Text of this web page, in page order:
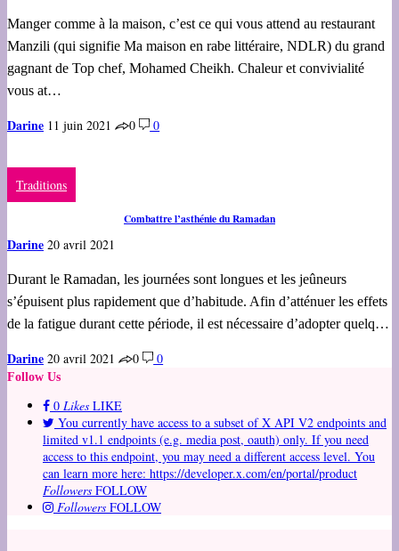
Manger comme à la maison, c’est ce qui vous attend au restaurant
Manzili (qui signifie Ma maison en rabe littéraire, NDLR) du grand
gagnant de Top chef, Mohamed Cheikh. Chaleur et convivialité
vous at…
Darine 11 juin 2021 0 0
Traditions
Combattre l’asthénie du Ramadan
Darine 20 avril 2021
Durant le Ramadan, les journées sont longues et les jeûneurs
s’épuisent plus rapidement que d’habitude. Afin d’atténuer les effets
de la fatigue durant cette période, il est nécessaire d’adopter quelq…
Darine 20 avril 2021 0 0
Follow Us
0 Likes LIKE
You currently have access to a subset of X API V2 endpoints and
limited v1.1 endpoints (e.g. media post, oauth) only. If you need
access to this endpoint, you may need a different access level. You
can learn more here: https://developer.x.com/en/portal/product
Followers FOLLOW
Followers FOLLOW